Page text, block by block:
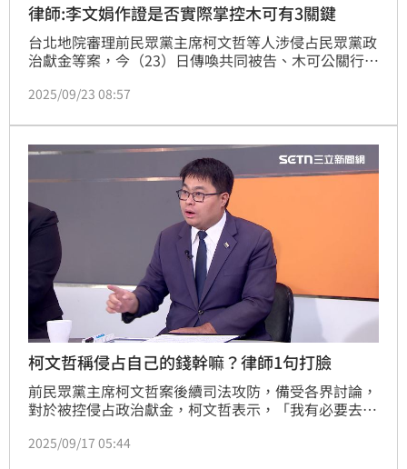
律師:李文娟作證是否實際掌控木可有3關鍵
台北地院審理前民眾黨主席柯文哲等人涉侵占民眾黨政
治獻金等案，今（23）日傳喚共同被告、木可公關行銷
的胞兄李文宗、會計師端木正3人。黃帝穎律師說，李
未清算解散仍可復業。
2025/09/23 08:57
柯文哲稱侵占自己的錢幹嘛？律師1句打臉
前民眾黨主席柯文哲案後續司法攻防，備受各界討論，
對於被控侵占政治獻金，柯文哲表示，「我有必要去侵
帝穎於三立政論《前進新台灣》就直接點破，「代表他
2025/09/17 05:44